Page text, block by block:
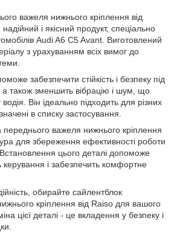
важеля нижнього кріплення від
і якісний продукт, спеціально
Audi A6 C5 Avant. Виготовлений
з урахуванням всіх вимог до
забезпечити стійкість і безпеку під
а також зменшить вібрацію і шум, що
Він ідеально підходить для різних
в списку застосування.
переднього важеля нижнього кріплення
для збереження ефективності роботи
Встановлення цього деталі допоможе
керування і забезпечить комфортне
обирайте сайлентблок
кріплення від Raiso для вашого
цієї деталі - це вкладення у безпеку і